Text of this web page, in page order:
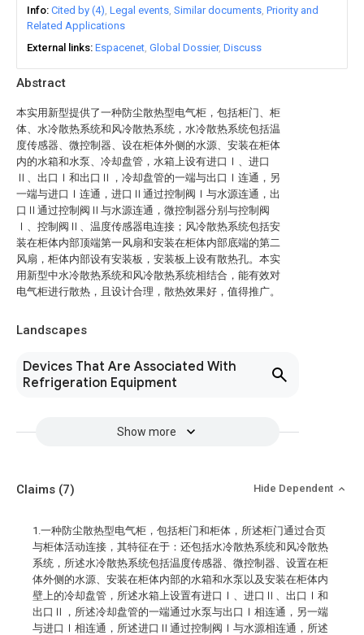
Abstract
本实用新型提供了一种防尘散热型电气柜，包括柜门、柜
体、水冷散热系统和风冷散热系统，水冷散热系统包括温
度传感器、微控制器、设在柜体外侧的水源、安装在柜体
内的水箱和水泵、冷却盘管，水箱上设有进口Ⅰ、进口
Ⅱ、出口Ⅰ和出口Ⅱ，冷却盘管的一端与出口Ⅰ连通，另
一端与进口Ⅰ连通，进口Ⅱ通过控制阀Ⅰ与水源连通，出
口Ⅱ通过控制阀Ⅱ与水源连通，微控制器分别与控制阀
Ⅰ、控制阀Ⅱ、温度传感器电连接；风冷散热系统包括安
装在柜体内部顶端第一风扇和安装在柜体内部底端的第二
风扇，柜体内部设有安装板，安装板上设有散热孔。本实
用新型中水冷散热系统和风冷散热系统相结合，能有效对
电气柜进行散热，且设计合理，散热效果好，值得推广。
Landscapes
Devices That Are Associated With
Refrigeration Equipment
Show more
Info Cited by (4) Legal events Similar documents Priority and
Related Applications
External links Espacenet Global Dossier Discuss
Claims (7) Hide Dependent
1.一种防尘散热型电气柜，包括柜门和柜体，所述柜门通过合页
与柜体活动连接，其特征在于：还包括水冷散热系统和风冷散热
系统，所述水冷散热系统包括温度传感器、微控制器、设置在柜
体外侧的水源、安装在柜体内部的水箱和水泵以及安装在柜体内
壁上的冷却盘管，所述水箱上设置有进口Ⅰ、进口Ⅱ、出口Ⅰ和
出口Ⅱ，所述冷却盘管的一端通过水泵与出口Ⅰ相连通，另一端
与进口Ⅰ相连通，所述进口Ⅱ通过控制阀Ⅰ与水源相连通，所述